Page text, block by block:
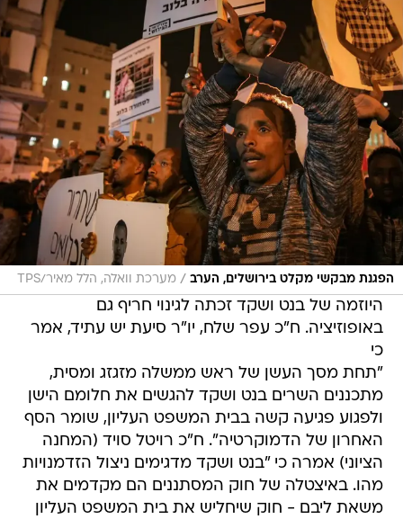
הפגנת מבקשי מקלט בירושלים, הערב / מערכת וואלה, הלל מאיר/TPS
היוזמה של בנט ושקד זכתה לגינוי חריף גם
באופוזיציה. ח"כ עפר שלח, יו"ר סיעת יש עתיד, אמר
כי
"תחת מסך העשן של ראש ממשלה מזגזג ומסית,
מתכננים השרים בנט ושקד להגשים את חלומם הישן
ולפגוע פגיעה קשה בבית המשפט העליון, שומר הסף
האחרון של הדמוקרטיה". ח"כ רויטל סויד (המחנה
הציוני) אמרה כי "בנט ושקד מדגימים ניצול הזדמנויות
מהו. באיצטלה של חוק המסתננים הם מקדמים את
משאת ליבם - חוק שיחליש את בית המשפט העליון